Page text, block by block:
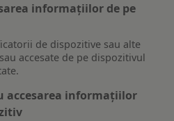
informațiilor de pe
de dispozitive sau alte
accesate de pe dispozitivul
accesarea informațiilor